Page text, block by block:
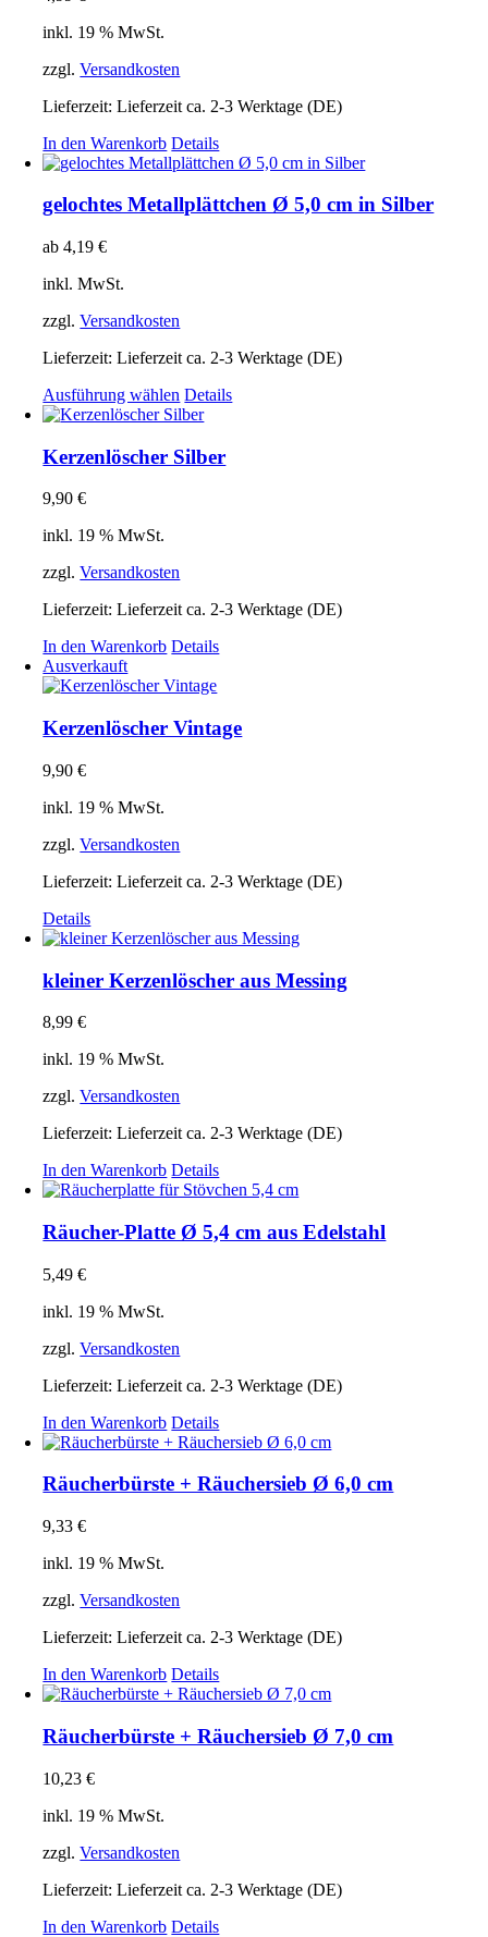
inkl. 19 % MwSt.
zzgl.Versandkosten
Lieferzeit:Lieferzeit ca. 2-3 Werktage (DE)
In den Warenkorb Details
gelochtes Metallplättchen Ø 5,0 cm in Silber
ab4,19€
inkl. MwSt.
zzgl.Versandkosten
Lieferzeit:Lieferzeit ca. 2-3 Werktage (DE)
Ausführung wählen Dieses
Produkt
mehrere
Varianten
Produktseite
werden
Details
Kerzenlöscher Silber
9,90€
inkl. 19 % MwSt.
zzgl.Versandkosten
Lieferzeit:Lieferzeit ca. 2-3 Werktage (DE)
In den Warenkorb Details
Ausverkauft
Kerzenlöscher Vintage
9,90€
inkl. 19 % MwSt.
zzgl.Versandkosten
Lieferzeit:Lieferzeit ca. 2-3 Werktage (DE)
Details
kleiner Kerzenlöscher aus Messing
8,99€
inkl. 19 % MwSt.
zzgl.Versandkosten
Lieferzeit:Lieferzeit ca. 2-3 Werktage (DE)
In den Warenkorb Details
Räucher-Platte Ø 5,4 cm aus Edelstahl
5,49€
inkl. 19 % MwSt.
zzgl.Versandkosten
Lieferzeit:Lieferzeit ca. 2-3 Werktage (DE)
In den Warenkorb Details
Räucherbürste + Räuchersieb Ø 6,0 cm
9,33€
inkl. 19 % MwSt.
zzgl.Versandkosten
Lieferzeit:Lieferzeit ca. 2-3 Werktage (DE)
In den Warenkorb Details
Räucherbürste + Räuchersieb Ø 7,0 cm
10,23€
inkl. 19 % MwSt.
zzgl.Versandkosten
Lieferzeit:Lieferzeit ca. 2-3 Werktage (DE)
In den Warenkorb Details